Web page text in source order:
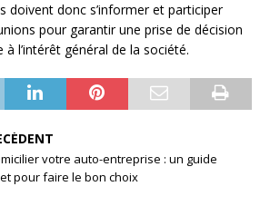
doivent donc s’informer et participer
pour garantir une prise de décision
l’intérêt général de la société.
votre auto-entreprise : un guide
pour faire le bon choix